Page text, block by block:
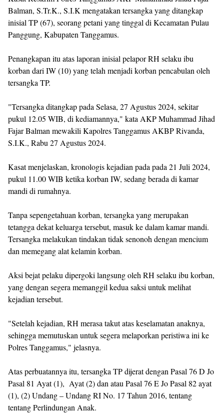
Balman, S.Tr.K., S.I.K mengatakan tersangka yang ditangkap
inisial TP (67), seorang petani yang tinggal di Kecamatan Pulau
Panggung, Kabupaten Tanggamus.
Penangkapan itu atas laporan inisial pelapor RH selaku ibu
korban dari IW (10) yang telah menjadi korban pencabulan oleh
tersangka TP.
"Tersangka ditangkap pada Selasa, 27 Agustus 2024, sekitar
pukul 12.05 WIB, di kediamannya," kata AKP Muhammad Jihad
Fajar Balman mewakili Kapolres Tanggamus AKBP Rivanda,
S.I.K., Rabu 27 Agustus 2024.
Kasat menjelaskan, kronologis kejadian pada pada 21 Juli 2024,
pukul 11.00 WIB ketika korban IW, sedang berada di kamar
mandi di rumahnya.
Tanpa sepengetahuan korban, tersangka yang merupakan
tetangga dekat keluarga tersebut, masuk ke dalam kamar mandi.
Tersangka melakukan tindakan tidak senonoh dengan mencium
dan memegang alat kelamin korban.
Aksi bejat pelaku dipergoki langsung oleh RH selaku ibu korban,
yang dengan segera memanggil kedua saksi untuk melihat
kejadian tersebut.
"Setelah kejadian, RH merasa takut atas keselamatan anaknya,
sehingga memutuskan untuk segera melaporkan peristiwa ini ke
Polres Tanggamus," jelasnya.
Atas perbuatannya itu, tersangka TP dijerat dengan Pasal 76 D Jo
Pasal 81 Ayat (1), Ayat (2) dan atau Pasal 76 E Jo Pasal 82 ayat
(1), (2) Undang – Undang RI No. 17 Tahun 2016, tentang
tentang Perlindungan Anak.